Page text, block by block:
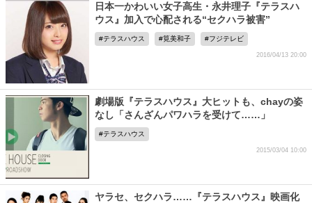
日本一かわいい女子高生・永井理子『テラスハ
ウス』加入で心配される“セクハラ被害”
テラスハウス 筧美和子 フジテレビ
2016/04/13 20:00
劇場版『テラスハウス』大ヒットも、chayの姿
なし「さんざんパワハラを受けて……」
テラスハウス
2015/03/04 10:00
ヤラセ、セクハラ……『テラスハウス』映画化